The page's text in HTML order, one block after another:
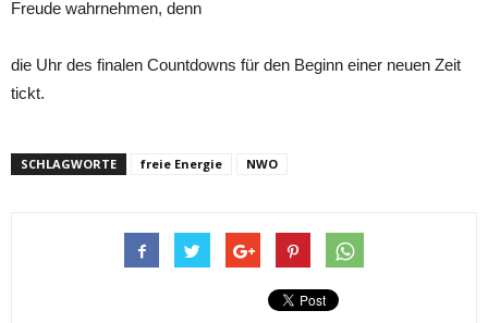
Freude wahrnehmen, denn
die Uhr des finalen Countdowns für den Beginn einer neuen Zeit
tickt.
SCHLAGWORTE freie Energie NWO